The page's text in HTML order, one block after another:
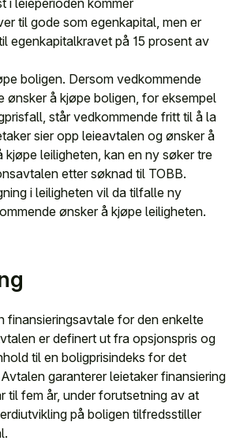
til gode som egenkapital, men er
egenkapitalkravet på 15 prosent av
boligen. Dersom vedkommende
ønsker å kjøpe boligen, for eksempel
står vedkommende fritt til å la
sier opp leieavtalen og ønsker å
leiligheten, kan en ny søker tre
etter søknad til TOBB.
i leiligheten vil da tilfalle ny
ønsker å kjøpe leiligheten.
finansieringsavtale for den enkelte
er definert ut fra opsjonspris og
til en boligprisindeks for det
garanterer leietaker finansiering
til fem år, under forutsetning av at
på boligen tilfredsstiller